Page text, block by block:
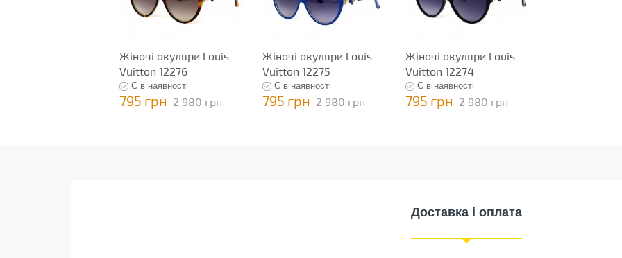
Жіночі окуляри Louis
Vuitton 12276
Є в наявності
795 грн 2 980 грн
Жіночі окуляри Louis
Vuitton 12275
Є в наявності
795 грн 2 980 грн
Жіночі окуляри Louis
Vuitton 12274
Є в наявності
795 грн 2 980 грн
Доставка і оплата